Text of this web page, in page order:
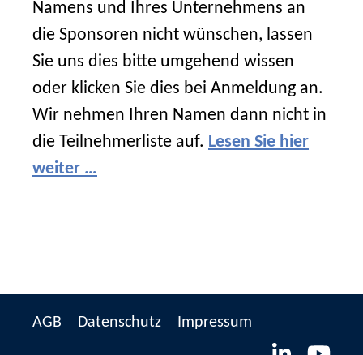
Namens und Ihres Unternehmens an
die Sponsoren nicht wünschen, lassen
Sie uns dies bitte umgehend wissen
oder klicken Sie dies bei Anmeldung an.
Wir nehmen Ihren Namen dann nicht in
die Teilnehmerliste auf. Lesen Sie hier
weiter …
AGB Datenschutz Impressum